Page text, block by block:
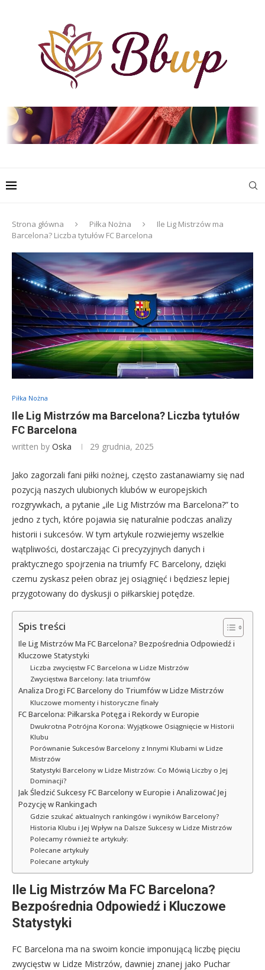
Strona główna Piłka Nożna
Ile Lig Mistrzów ma
Barcelona? Liczba tytułów FC Barcelona
Piłka Nożna
Ile Lig Mistrzów ma Barcelona? Liczba tytułów
FC Barcelona
written by Oska 29 grudnia, 2025
Jako zagorzali fani piłki nożnej, często zastanawiamy się nad
pozycją naszych ulubionych klubów w europejskich
rozgrywkach, a pytanie „ile Lig Mistrzów ma Barcelona?” to
jedno z tych, które pojawia się naturalnie podczas analizy
historii i sukcesów. W tym artykule rozwiejemy wszelkie
wątpliwości, dostarczając Ci precyzyjnych danych i
praktycznego spojrzenia na triumfy FC Barcelony, dzięki
czemu zyskasz pełen obraz jej osiągnięć i będziesz lepiej
przygotowany do dyskusji o piłkarskiej potędze.
Spis treści
Ile Lig Mistrzów Ma FC Barcelona? Bezpośrednia Odpowiedź i
Kluczowe Statystyki
Liczba zwycięstw FC Barcelona w Lidze Mistrzów
Zwycięstwa Barcelony: lata triumfów
Analiza Drogi FC Barcelony do Triumfów w Lidze Mistrzów
Kluczowe momenty i historyczne finały
FC Barcelona: Piłkarska Potęga i Rekordy w Europie
Dwukrotna Potrójna Korona: Wyjątkowe Osiągnięcie w Historii
Klubu
Porównanie Sukcesów Barcelony z Innymi Klubami w Lidze
Mistrzów
Statystyki Barcelony w Lidze Mistrzów: Co Mówią Liczby o Jej
Dominacji?
Jak Śledzić Sukcesy FC Barcelony w Europie i Analizować Jej
Pozycję w Rankingach
Gdzie szukać aktualnych rankingów i wyników Barcelony?
Historia Klubu i Jej Wpływ na Dalsze Sukcesy w Lidze Mistrzów
Polecamy również te artykuły:
Polecane artykuły
Polecane artykuły
Ile Lig Mistrzów Ma FC Barcelona?
Bezpośrednia Odpowiedź i Kluczowe
Statystyki
FC Barcelona ma na swoim koncie imponującą liczbę pięciu
zwycięstw w Lidze Mistrzów, dawniej znanej jako Puchar